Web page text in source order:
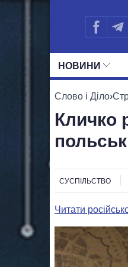
НОВИНИ
Слово і Діло›
Кличко
СУСПІЛЬСТВО
Читати